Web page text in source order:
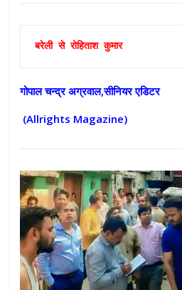
बरेली से रोहिताश कुमार
गोपाल चन्द्र अग्रवाल,सीनियर एडिटर
(Allrights Magazine)